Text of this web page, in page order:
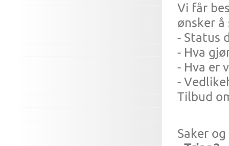
Vi får
ønsker
- Status
- Hva
- Hva er
-
Tilbud
Saker